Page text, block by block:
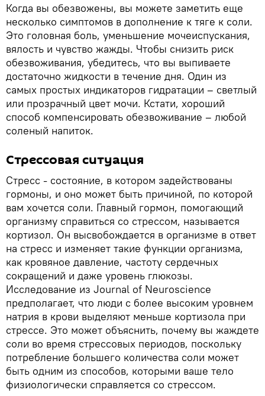
Когда вы обезвожены, вы можете заметить еще
несколько симптомов в дополнение к тяге к соли.
Это головная боль, уменьшение мочеиспускания,
вялость и чувство жажды. Чтобы снизить риск
обезвоживания, убедитесь, что вы выпиваете
достаточно жидкости в течение дня. Один из
самых простых индикаторов гидратации – светлый
или прозрачный цвет мочи. Кстати, хороший
способ компенсировать обезвоживание – любой
соленый напиток.
Стрессовая ситуация
Стресс - состояние, в котором задействованы
гормоны, и оно может быть причиной, по которой
вам хочется соли. Главный гормон, помогающий
организму справиться со стрессом, называется
кортизол. Он высвобождается в организме в ответ
на стресс и изменяет такие функции организма,
как кровяное давление, частоту сердечных
сокращений и даже уровень глюкозы.
Исследование из Journal of Neuroscience
предполагает, что люди с более высоким уровнем
натрия в крови выделяют меньше кортизола при
стрессе. Это может объяснить, почему вы жаждете
соли во время стрессовых периодов, поскольку
потребление большего количества соли может
быть одним из способов, которыми ваше тело
физиологически справляется со стрессом.